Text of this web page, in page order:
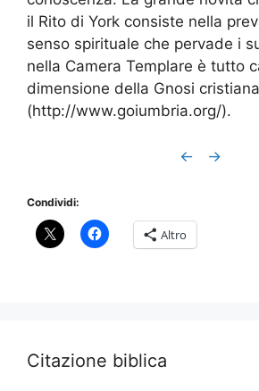
il Rito di York consiste nella
senso spirituale che pervade i
nella Camera Templare è tutto
dimensione della Gnosi
(http://www.goiumbria.org/).
← →
Condividi:
Altro
Citazione biblica